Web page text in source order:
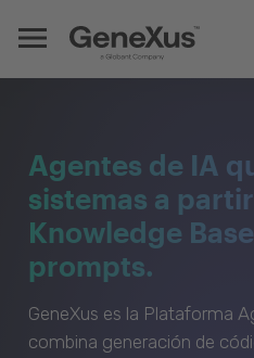
Agentes de IA
sistemas a
Knowledge
prompts.
GeneXus es la Plataforma
combina generación de